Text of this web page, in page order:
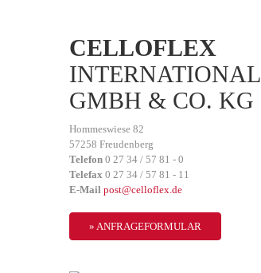
CELLOFLEX
INTER­NA­TIO­NAL
GMBH & CO. KG
Hom­mes­wie­se 82
57258 Freu­den­berg
Tele­fon 0 27 34 / 57 81 - 0
Tele­fax 0 27 34 / 57 81 - 11
E-Mail post@celloflex.de
» ANFRA­GE­FOR­MU­LAR